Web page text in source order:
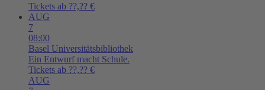
Tickets ab ??,?? €
AUG
7
08:00
Basel Universitätsbibliothek
Ein Entwurf macht Schule.
Tickets ab ??,?? €
AUG